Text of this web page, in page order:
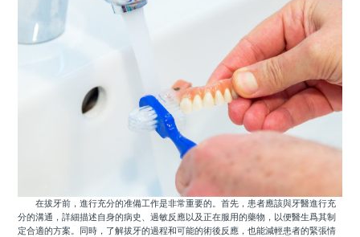
在拔牙前，進行充分的准備工作是非常重要的。首先，患者應該與牙醫進行充
分的溝通，詳細描述自身的病史、過敏反應以及正在服用的藥物，以便醫生爲其制
定合適的方案。同時，了解拔牙的過程和可能的術後反應，也能減輕患者的緊張情